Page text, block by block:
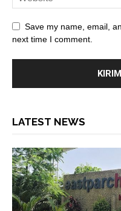
Save my name, email,
next time I comment.
LATEST NEWS